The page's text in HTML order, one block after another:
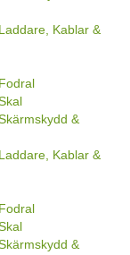
Kablar &
&
Kablar &
&